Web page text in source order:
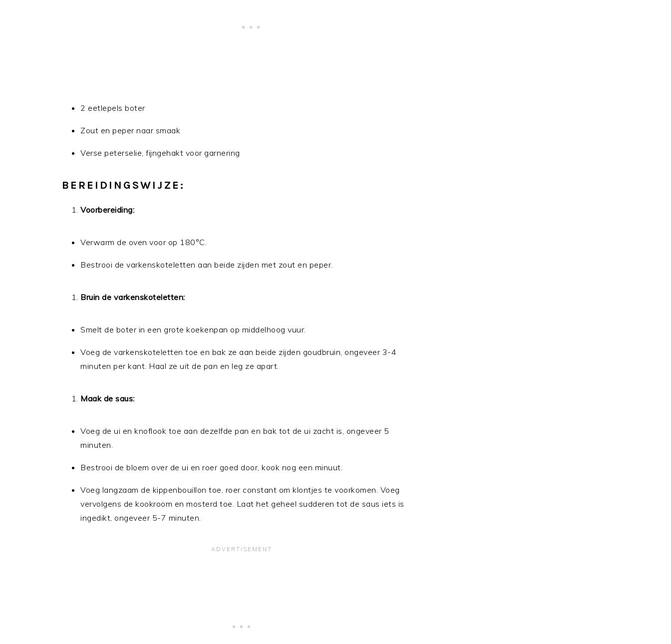
2 eetlepels boter
Zout en peper naar smaak
Verse peterselie, fijngehakt voor garnering
BEREIDINGSWIJZE:
Voorbereiding:
Verwarm de oven voor op 180°C.
Bestrooi de varkenskoteletten aan beide zijden met zout en peper.
Bruin de varkenskoteletten:
Smelt de boter in een grote koekenpan op middelhoog vuur.
Voeg de varkenskoteletten toe en bak ze aan beide zijden goudbruin, ongeveer 3-4
minuten per kant. Haal ze uit de pan en leg ze apart.
Maak de saus:
Voeg de ui en knoflook toe aan dezelfde pan en bak tot de ui zacht is, ongeveer 5
minuten.
Bestrooi de bloem over de ui en roer goed door, kook nog een minuut.
Voeg langzaam de kippenbouillon toe, roer constant om klontjes te voorkomen. Voeg
vervolgens de kookroom en mosterd toe. Laat het geheel sudderen tot de saus iets is
ingedikt, ongeveer 5-7 minuten.